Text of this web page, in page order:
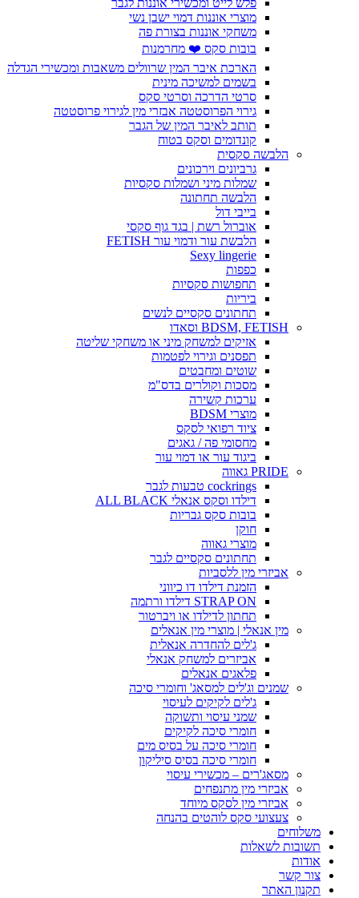
פלש לייט ומכשירי אוננות לגבר
מוצרי אוננות דמוי ישבן נשי
משחקי אוננות בצורת פה
בובות סקס ❤️ מחרמנות
הארכת איבר המין שרוולים משאבות ומכשירי הגדלה
בשמים למשיכה מינית
סרטי הדרכה וסרטי סקס
גירוי הפרוסטטה אבזרי מין לגירוי פרוסטטה
תותב לאיבר המין של הגבר
קונדומים וסקס בטוח
הלבשה סקסית
גרביונים וירכונים
שמלות מיני ושמלות סקסיות
הלבשה תחתונה
בייבי דול
אוברול רשת | בגד גוף סקסי
הלבשת עור ודמוי עור FETISH
Sexy lingerie
כפפות
תחפושות סקסיות
ביריות
תחתונים סקסיים לנשים
BDSM, FETISH וסאדו
אזיקים למשחק מיני או משחקי שליטה
תפסנים וגירוי לפטמות
שוטים ומחבטים
מסכות וקולרים בדס"מ
ערכות קשירה
מוצרי BDSM
ציוד רפואי לסקס
מחסומי פה / גאגים
ביגוד עור או דמוי עור
PRIDE גאווה
cockrings טבעות לגבר
דילדו וסקס אנאלי ALL BLACK
בובות סקס גבריות
חוקן
מוצרי גאווה
תחתונים סקסיים לגבר
אביזרי מין ללסביות
הזמנת דילדו דו כיווני
STRAP ON דילדו ורתמה
תחתון לדילדו או ויברטור
מין אנאלי | מוצרי מין אנאלים
ג'לים להחדרה אנאלית
אביזרים למשחק אנאלי
פלאגים אנאלים
שמנים וג'לים למסאג' וחומרי סיכה
ג'לים לקיקים לעיסוי
שמני עיסוי ותשוקה
חומרי סיכה לקיקים
חומרי סיכה על בסיס מים
חומרי סיכה בסיס סיליקון
מסאג'רים – מכשירי עיסוי
אביזרי מין מתנפחים
אביזרי מין לסקס מיוחד
צעצועי סקס לוהטים בהנחה
משלוחים
תשובות לשאלות
אודות
צור קשר
תקנון האתר